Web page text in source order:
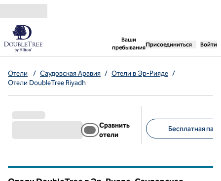
Перейти к содержанию
Ваши
пребывания
,открывается новая
Присоединиться Войти
Отели / Саудовская Аравия / Отели в Эр-Рияде /
Отели DoubleTree Riyadh
Сравнить
отели
Бесплатная